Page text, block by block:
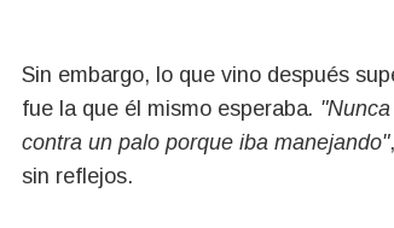
Sin embargo, lo que vino después
fue la que él mismo esperaba.
contra un palo porque iba manejando"
sin reflejos.